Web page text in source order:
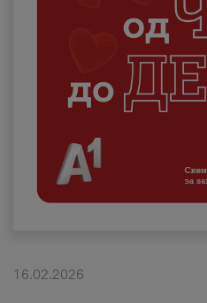
Деловни
Поддршка
Надополни кредит
Плати сметка
#ПодобарОнлајн
16.02.2026